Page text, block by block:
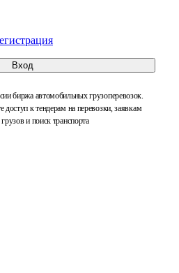
Вход
биржа автомобильных грузоперевозок.
доступ к тендерам на перевозки, заявкам
и поиск транспорта